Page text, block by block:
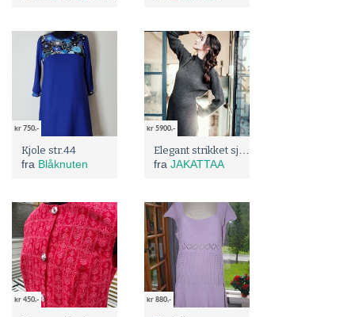
kr 750,-
Kjole str.44
fra Blåknuten
kr 5900,-
fra JAKATTAA
kr 450,- kr 880,-